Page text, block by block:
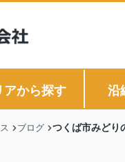
アから探す 沿
ブログ つくば市みどり